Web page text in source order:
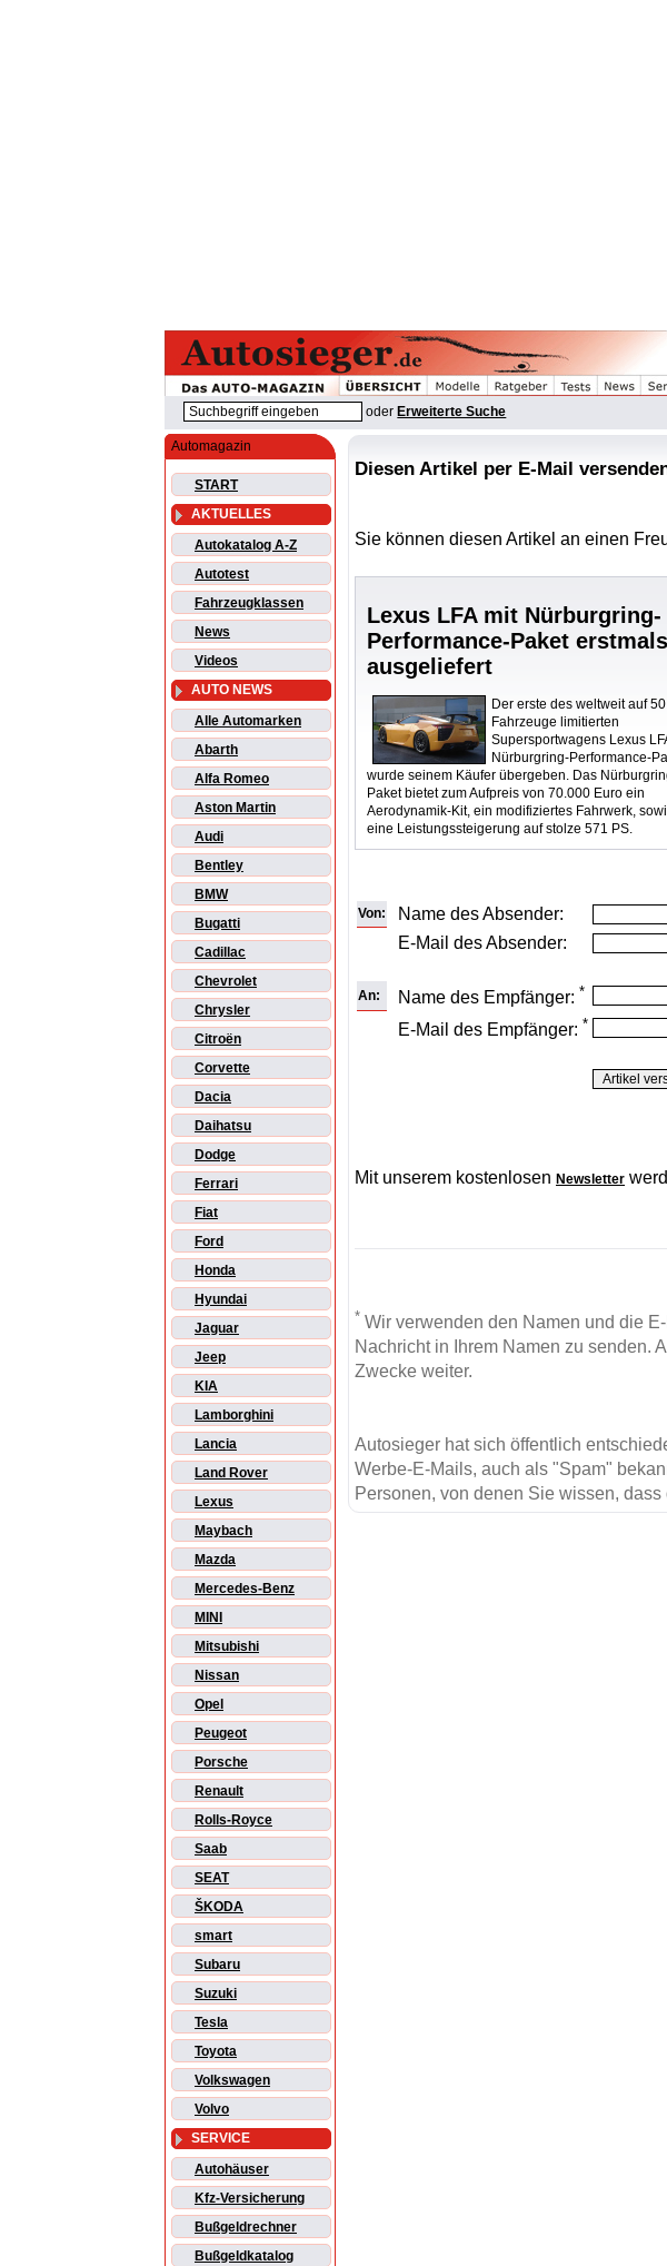
oder Erweiterte Suche
Automagazin
START
AKTUELLES
Autokatalog A-Z
Autotest
Fahrzeugklassen
News
Videos
AUTO NEWS
Alle Automarken
Abarth
Alfa Romeo
Aston Martin
Audi
Bentley
BMW
Bugatti
Cadillac
Chevrolet
Chrysler
Citroën
Corvette
Dacia
Daihatsu
Dodge
Ferrari
Fiat
Ford
Honda
Hyundai
Jaguar
Jeep
KIA
Lamborghini
Lancia
Land Rover
Lexus
Maybach
Mazda
Mercedes-Benz
MINI
Mitsubishi
Nissan
Opel
Peugeot
Porsche
Renault
Rolls-Royce
Saab
SEAT
ŠKODA
smart
Subaru
Suzuki
Tesla
Toyota
Volkswagen
Volvo
SERVICE
Autohäuser
Kfz-Versicherung
Bußgeldrechner
Bußgeldkatalog
Diesen Artikel per E-Mail
Sie können diesen Artikel an einen
Lexus LFA mit Nürburgring-
Performance-Paket erstmals
ausgeliefert
Der erste des weltweit auf 50
Fahrzeuge limitierten
Supersportwagens Lexus
Nürburgring-Performance-
wurde seinem Käufer übergeben. Das
Paket bietet zum Aufpreis von 70.000 Euro ein
Aerodynamik-Kit, ein modifiziertes Fahrwerk,
eine Leistungssteigerung auf stolze 571 PS.
Von:
Name des Absender:
E-Mail des Absender:
An: Name des Empfänger: *
E-Mail des Empfänger: *
Mit unserem kostenlosen Newsletter
* Wir verwenden den Namen und die
Nachricht in Ihrem Namen zu senden.
Zwecke weiter.
Autosieger hat sich öffentlich
Werbe-E-Mails, auch als "Spam"
Personen, von denen Sie wissen,